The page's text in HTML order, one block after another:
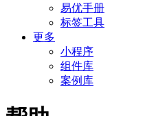
易优手册
标签工具
更多
小程序
组件库
案例库